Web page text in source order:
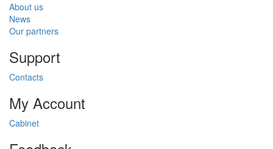
About us
News
Our partners
Support
Contacts
My Account
Cabinet